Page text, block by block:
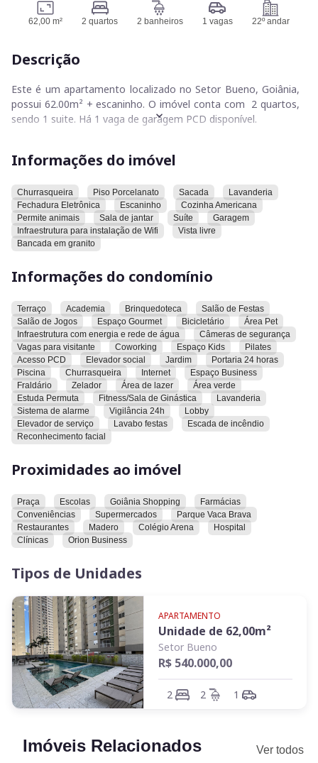
62,00 m² 2 quartos 2 banheiros 1 vagas 22º andar
Descrição
Este é um apartamento localizado no Setor Bueno, Goiânia,
possui 62.00m² + escaninho. O imóvel conta com 2 quartos,
sendo 1 suite. Há 1 vaga de garagem PCD disponível.
salão de festas, salão de jogos, espaço gourmet e
rede de água. O condomínio é equipado com câmeras de
segurança e oferece vagas para visitantes. Há um espaço de
coworking, espaço kids, sala de pilates, acesso para pessoas
com deficiência, elevador social, jardim e portaria 24 horas. A
business, fraldário, zelador, área verde, lavanderia, sistema de
alarme, vigilância 24h, lobby, elevador de serviço, lavabo
reconhecimento facial e estuda permuta.
O imóvel está localizado próximo a uma praça, escolas,
Goiânia Shopping, farmácias, lojas de conveniência,
supermercados, Parque Vaca Brava, restaurantes, Madero,
Colégio Arena, hospital e clínicas. O Orion Business também
está nas proximidades.
Convidamos você a conhecer este imóvel e explorar todas as
Informações do imóvel
Churrasqueira Piso Porcelanato Sacada
Lavanderia
Fechadura Eletrônica
Escaninho
Cozinha Americana
Permite animais
Sala de jantar Suíte
Garagem
Infraestrutura para instalação de Wifi
Vista livre
Bancada em granito
Informações do condomínio
Terraço Academia Brinquedoteca
Salão de Festas
Salão de Jogos
Espaço Gourmet Bicicletário
Área Pet
Infraestrutura com energia e rede de água
Câmeras de segurança
Vagas para visitante
Coworking Espaço Kids
Pilates
Acesso PCD
Elevador social Jardim
Portaria 24 horas
Piscina
Churrasqueira Internet
Espaço Business
Fraldário
Zelador Área de lazer
Área verde
Estuda Permuta
Fitness/Sala de Ginástica
Lavanderia
Sistema de alarme
Vigilância 24h
Lobby
Elevador de serviço
Lavabo festas
Escada de incêndio
Reconhecimento facial
Proximidades ao imóvel
Praça Escolas Goiânia Shopping
Farmácias
Conveniências
Supermercados
Parque Vaca Brava
Restaurantes
Madero Colégio Arena
Hospital
Clínicas
Orion Business
Tipos de Unidades
APARTAMENTO
Unidade de 62,00m²
Setor Bueno
R$ 540.000,00
2 2 1
Imóveis Relacionados Ver todos